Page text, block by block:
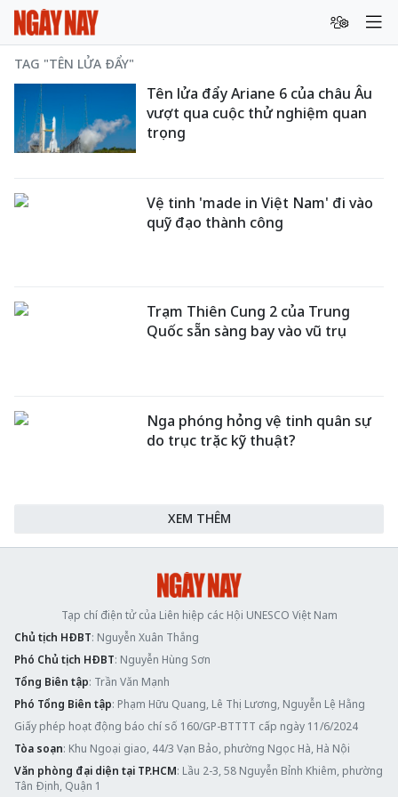
TAG "TÊN LỬA ĐẨY"
Tên lửa đẩy Ariane 6 của châu Âu
vượt qua cuộc thử nghiệm quan
trọng
Vệ tinh 'made in Việt Nam' đi vào
quỹ đạo thành công
Trạm Thiên Cung 2 của Trung
Quốc sẵn sàng bay vào vũ trụ
Nga phóng hỏng vệ tinh quân sự
do trục trặc kỹ thuật?
XEM THÊM
Tạp chí điện tử của Liên hiệp các Hội UNESCO Việt Nam
Chủ tịch HĐBT: Nguyễn Xuân Thắng
Phó Chủ tịch HĐBT: Nguyễn Hùng Sơn
Tổng Biên tập: Trần Văn Mạnh
Phó Tổng Biên tập: Phạm Hữu Quang, Lê Thị Lương, Nguyễn Lệ Hằng
Giấy phép hoạt động báo chí số 160/GP-BTTTT cấp ngày 11/6/2024
Tòa soạn: Khu Ngoại giao, 44/3 Vạn Bảo, phường Ngọc Hà, Hà Nội
Văn phòng đại diện tại TP.HCM: Lầu 2-3, 58 Nguyễn Bỉnh Khiêm, phường
Tân Định, Quận 1